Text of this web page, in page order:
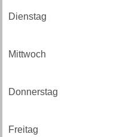
Dienstag
Mittwoch
Donnerstag
Freitag